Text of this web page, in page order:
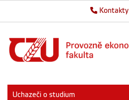
Kontakty
Uchazeči o studium